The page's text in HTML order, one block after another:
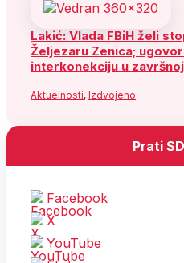
Lakić: Vlada FBiH želi
Željezaru Zenica;
interkonekciju u
Aktuelnosti, Izdvojeno
Prati
Facebook
X
YouTube